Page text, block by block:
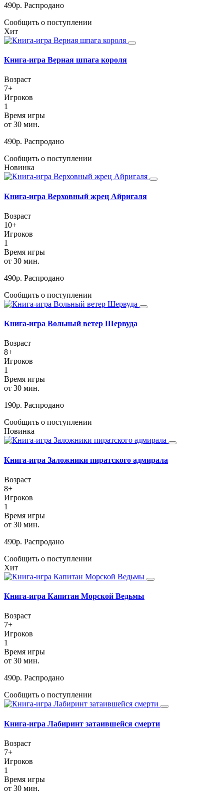
490р. Распродано
Сообщить о поступлении
Хит
Книга-игра Верная шпага короля
Возраст
7+
Игроков
1
Время игры
от 30 мин.
490р. Распродано
Сообщить о поступлении
Новинка
Книга-игра Верховный жрец Айригаля
Возраст
10+
Игроков
1
Время игры
от 30 мин.
490р. Распродано
Сообщить о поступлении
Книга-игра Вольный ветер Шервуда
Возраст
8+
Игроков
1
Время игры
от 30 мин.
190р. Распродано
Сообщить о поступлении
Новинка
Книга-игра Заложники пиратского адмирала
Возраст
8+
Игроков
1
Время игры
от 30 мин.
490р. Распродано
Сообщить о поступлении
Хит
Книга-игра Капитан Морской Ведьмы
Возраст
7+
Игроков
1
Время игры
от 30 мин.
490р. Распродано
Сообщить о поступлении
Книга-игра Лабиринт затаившейся смерти
Возраст
7+
Игроков
1
Время игры
от 30 мин.